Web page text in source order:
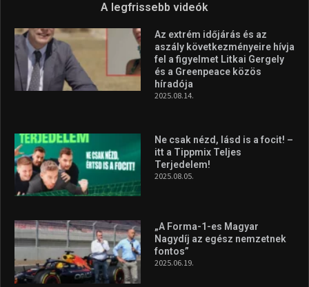
A legfrissebb videók
Az extrém időjárás és az
aszály következményeire hívja
fel a figyelmet Litkai Gergely
és a Greenpeace közös
híradója
2025.08.14.
Ne csak nézd, lásd is a focit! –
itt a Tippmix Teljes
Terjedelem!
2025.08.05.
„A Forma-1-es Magyar
Nagydíj az egész nemzetnek
fontos”
2025.06.19.